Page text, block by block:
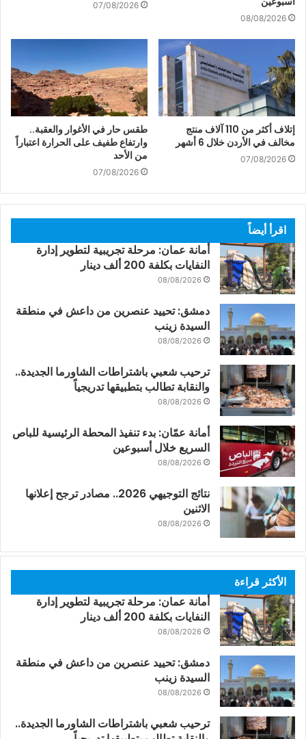
08/08/2026
07/08/2026
إتلاف أكثر من 110 آلاف منتج
مخالف في الأردن خلال 6 أشهر
07/08/2026
طقس حار في الأغوار والعقبة..
وارتفاع طفيف على الحرارة اعتباراً
من الأحد
07/08/2026
اقرأ أيضاً
أمانة عمان: مرحلة تجريبية لتطوير إدارة
النفايات بكلفة 200 ألف دينار
08/08/2026
دمشق: تحييد عنصرين من داعش في منطقة
السيدة زينب
08/08/2026
ترحيب شعبي باشتراطات الشاورما الجديدة..
والنقابة تطالب بتطبيقها تدريجياً
08/08/2026
أمانة عمّان: بدء تنفيذ المحطة الرئيسية للباص
السريع خلال أسبوعين
08/08/2026
نتائج التوجيهي 2026.. مصادر ترجح إعلانها
الاثنين
08/08/2026
الأكثر قراءة
أمانة عمان: مرحلة تجريبية لتطوير إدارة
النفايات بكلفة 200 ألف دينار
08/08/2026
دمشق: تحييد عنصرين من داعش في منطقة
السيدة زينب
08/08/2026
ترحيب شعبي باشتراطات الشاورما الجديدة..